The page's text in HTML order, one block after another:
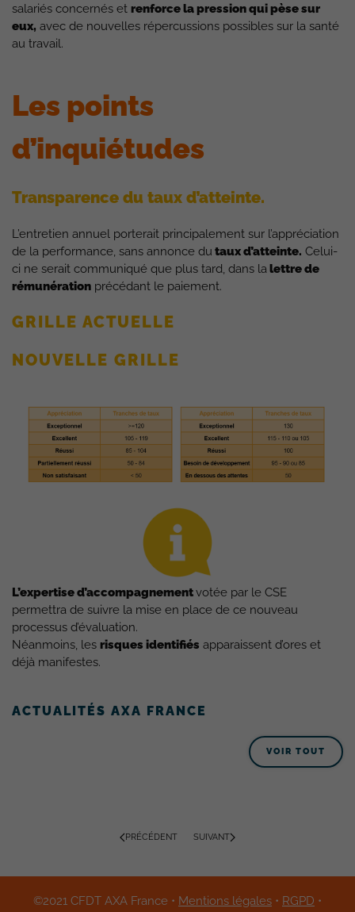
salariés concernés et renforce la pression qui pèse sur
eux, avec de nouvelles répercussions possibles sur la santé
au travail.
Les points
d’inquiétudes
Transparence du taux d’atteinte.
L’entretien annuel porterait principalement sur l’appréciation
de la performance, sans annonce du taux d’atteinte. Celui-
ci ne serait communiqué que plus tard, dans lalettre de
rémunération précédant le paiement.
GRILLE ACTUELLE
NOUVELLE GRILLE
L’expertise d’accompagnementvotée par le CSE
permettra de suivre la mise en place de ce nouveau
processus d’évaluation.
Néanmoins, les risques identifiés apparaissent d’ores et
déjà manifestes.
ACTUALITÉS AXA FRANCE
VOIR TOUT
PRÉCÉDENT SUIVANT
©2021 CFDT AXA France • Mentions légales • RGPD •